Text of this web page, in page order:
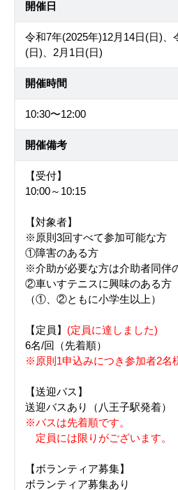
開催日
令和7年(2025年)12月14日(日)、
(日)、2月1日(日)
開催時間
10:30〜12:00
開催備考
【受付】
10:00～10:15
【対象者】
※原則3回すべて参加可能な方
①障害のある方
※介助が必要な方は介助者同伴
②車いすテニスに興味のある方
（①、②ともに小学生以上）
【定員】 (定員に達しました)
6名/回（先着順）
※原則1申込みにつき参加者2名
【送迎バス】
送迎バスあり（八王子駅発着）
※バスは先着順です。
定員には限りがございます。
【ボランティア募集】
ボランティア募集あり